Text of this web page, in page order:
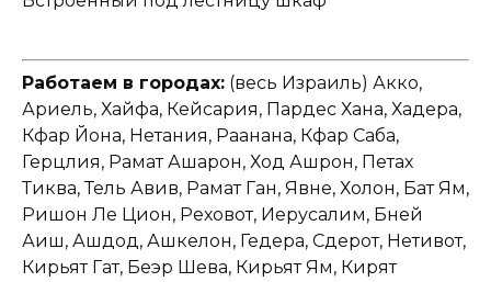
Работаем в городах: (весь Израиль) Акко,
Ариель, Хайфа, Кейсария, Пардес Хана, Хадера,
Кфар Йона, Нетания, Раанана, Кфар Саба,
Герцлия, Рамат Ашарон, Ход Ашрон, Петах
Тиква, Тель Авив, Рамат Ган, Явне, Холон, Бат Ям,
Ришон Ле Цион, Реховот, Иерусалим, Бней
Аиш, Ашдод, Ашкелон, Гедера, Сдерот, Нетивот,
Кирьят Гат, Беэр Шева, Кирьят Ям, Кирят